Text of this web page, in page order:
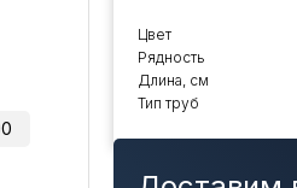
Цвет
Рядность
Длина, см
Тип труб